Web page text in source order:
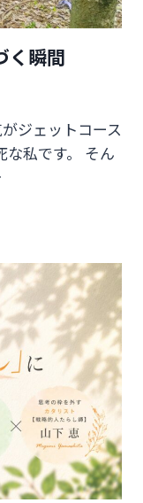
く瞬間
ジェットコース
な私です。 そん